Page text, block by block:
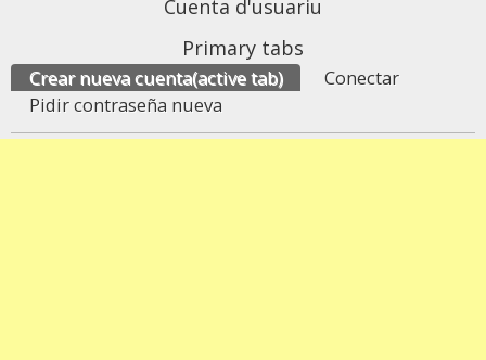
Cuenta d'usuariu
Primary tabs
Crear nueva cuenta(active tab)
Conectar
Pidir contraseña nueva